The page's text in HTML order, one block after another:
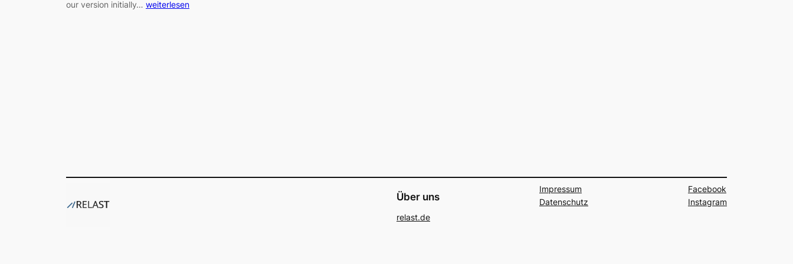
our version initially… weiterlesen
Über uns
relast.de
Impressum
Datenschutz
Facebook
Instagram